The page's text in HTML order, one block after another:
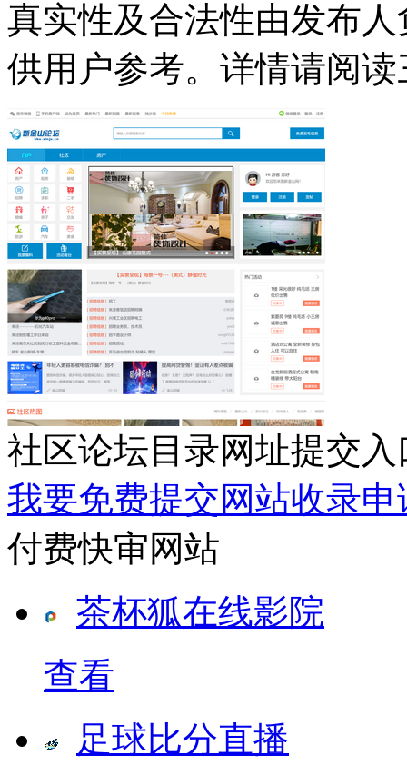
真实性及合法性由发布
供用户参考。详情请阅
社区论坛目录网址提交入
我要免费提交网站收录申
付费快审网站
茶杯狐在线影院
查看
足球比分直播